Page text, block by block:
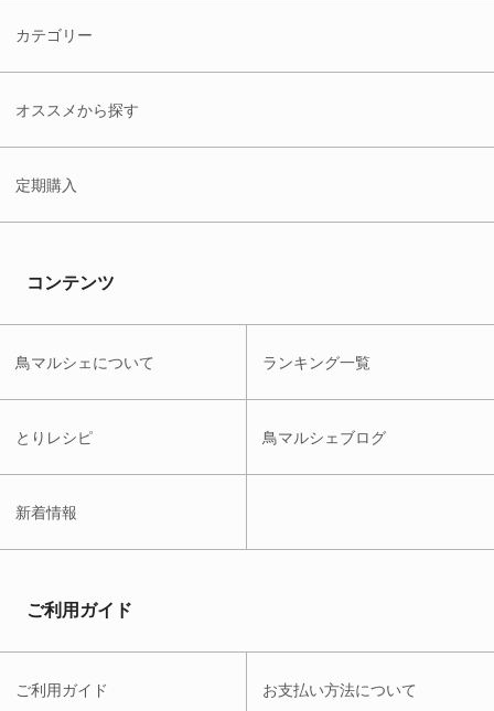
カテゴリー
オススメから探す
定期購入
コンテンツ
鳥マルシェについて ランキング一覧
とりレシピ 鳥マルシェブログ
新着情報
ご利用ガイド
ご利用ガイド お支払い方法について